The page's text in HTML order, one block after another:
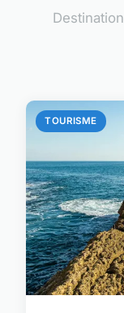
TOURISME